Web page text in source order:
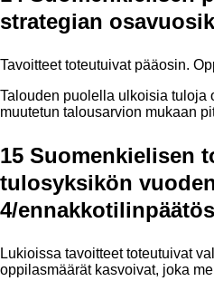
strategian
Tavoitteet toteutuivat pääosin.
Talouden puolella ulkoisia tuloja
muutetun talousarvion mukaan
15 Suomenkielisen
tulosyksikön
4/
Lukioissa tavoitteet toteutuivat
oppilasmäärät kasvoivat, joka